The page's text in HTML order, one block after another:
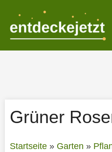
springen
Grüner
Startseite» Garten »